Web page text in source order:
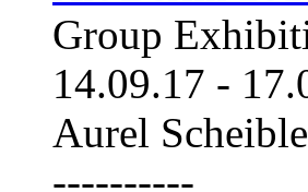
Group
14.09.17 -
Aurel
----------